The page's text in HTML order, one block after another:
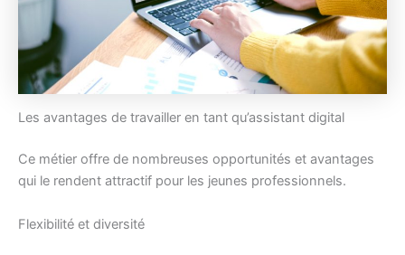
Les avantages de travailler en tant qu’assistant digital
Ce métier offre de nombreuses opportunités et avantages
qui le rendent attractif pour les jeunes professionnels.
Flexibilité et diversité